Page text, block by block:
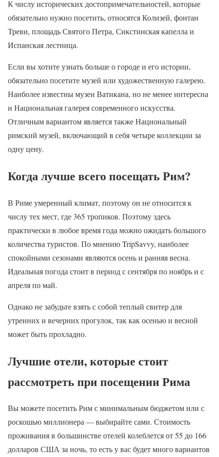
К числу исторических достопримечательностей, которые
обязательно нужно посетить, относятся Колизей, фонтан
Треви, площадь Святого Петра, Сикстинская капелла и
Испанская лестница.
Если вы хотите узнать больше о городе и его истории,
обязательно посетите музей или художественную галерею.
Наиболее известны музеи Ватикана, но не менее интересна
и Национальная галерея современного искусства.
Отличным вариантом является также Национальный
римский музей, включающий в себя четыре коллекции за
одну цену.
Когда лучше всего посещать Рим?
В Риме умеренный климат, поэтому он не относится к
числу тех мест, где 365 тропиков. Поэтому здесь
практически в любое время года можно ожидать большого
количества туристов. По мнению TripSavvy, наиболее
спокойными сезонами являются осень и ранняя весна.
Идеальная погода стоит в период с сентября по ноябрь и с
апреля по май.
Однако не забудьте взять с собой теплый свитер для
утренних и вечерних прогулок, так как осенью и весной
может быть прохладно.
Лучшие отели, которые стоит
рассмотреть при посещении Рима
Вы можете посетить Рим с минимальным бюджетом или с
роскошью миллионера — выбирайте сами. Стоимость
проживания в большинстве отелей колеблется от 55 до 166
долларов США за ночь, то есть у вас будет много вариантов